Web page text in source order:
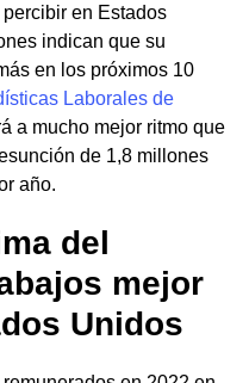
en Estados
indican que su
en los próximos 10
Laborales de
a mucho mejor ritmo que
de 1,8 millones
año.
del
mejor
Unidos